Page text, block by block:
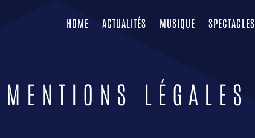
HOME ACTUALITÉS MUSIQUE SPECTACLES
LÉGALES